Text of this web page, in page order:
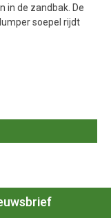
in de zandbak. De
soepel rijdt